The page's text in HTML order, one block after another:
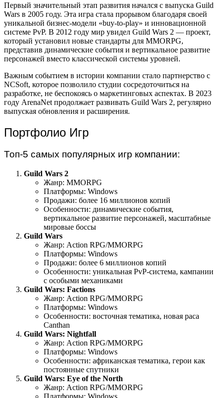
Первый значительный этап развития начался с выпуска Guild
Wars в 2005 году. Эта игра стала прорывом благодаря своей
уникальной бизнес-модели «buy-to-play» и инновационной
системе PvP. В 2012 году мир увидел Guild Wars 2 — проект,
который установил новые стандарты для MMORPG,
представив динамические события и вертикальное развитие
персонажей вместо классической системы уровней.
Важным событием в истории компании стало партнерство с
NCSoft, которое позволило студии сосредоточиться на
разработке, не беспокоясь о маркетинговых аспектах. В 2023
году ArenaNet продолжает развивать Guild Wars 2, регулярно
выпуская обновления и расширения.
Портфолио Игр
Топ-5 самых популярных игр компании:
Guild Wars 2
Жанр: MMORPG
Платформы: Windows
Продажи: более 16 миллионов копий
Особенности: динамические события,
вертикальное развитие персонажей, масштабные
мировые боссы
Guild Wars
Жанр: Action RPG/MMORPG
Платформы: Windows
Продажи: более 6 миллионов копий
Особенности: уникальная PvP-система, кампании
с особыми механиками
Guild Wars: Factions
Жанр: Action RPG/MMORPG
Платформы: Windows
Особенности: восточная тематика, новая раса
Canthan
Guild Wars: Nightfall
Жанр: Action RPG/MMORPG
Платформы: Windows
Особенности: африканская тематика, герои как
постоянные спутники
Guild Wars: Eye of the North
Жанр: Action RPG/MMORPG